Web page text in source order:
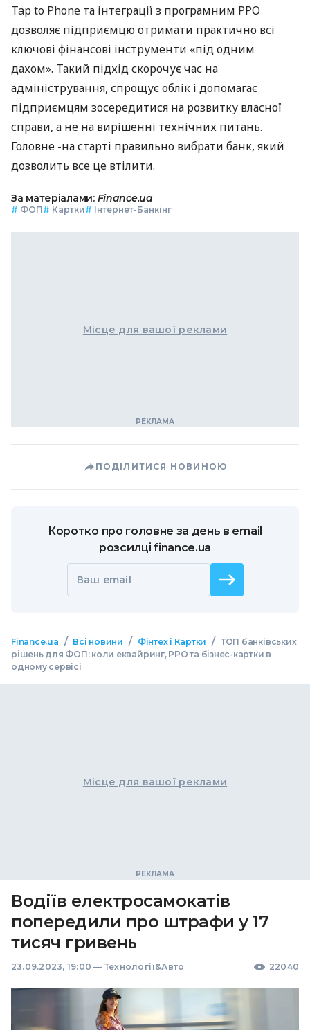
Tap to Phone та інтеграції з програмним РРО
дозволяє підприємцю отримати практично всі
ключові фінансові інструменти «під одним
дахом». Такий підхід скорочує час на
адміністрування, спрощує облік і допомагає
підприємцям зосередитися на розвитку власної
справи, а не на вирішенні технічних питань.
Головне -на старті правильно вибрати банк, який
дозволить все це втілити.
За матеріалами: Finance.ua
# ФОП# Картки# Інтернет-Банкінг
Місце для вашої реклами
ПОДІЛИТИСЯ НОВИНОЮ
Коротко про головне за день в email
розсилці finance.ua
Ваш email
Finance.ua / Всі новини / Фінтех і Картки / ТОП банківських
рішень для ФОП: коли еквайринг, РРО та бізнес-картки в
одному сервісі
Місце для вашої реклами
Водіїв електросамокатів
попередили про штрафи у 17
тисяч гривень
23.09.2023, 19:00 — Технології&Авто 22040